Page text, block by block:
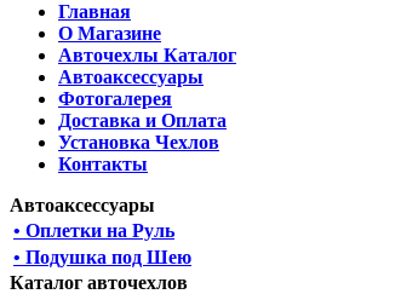
Главная
О Магазине
Авточехлы Каталог
Автоаксессуары
Фотогалерея
Доставка и Оплата
Установка Чехлов
Контакты
Автоаксессуары
• Оплетки на Руль
• Подушка под Шею
Каталог авточехлов